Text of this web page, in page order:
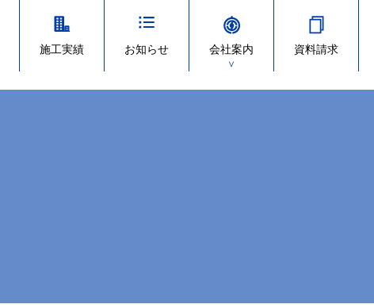
施工実績 お知らせ 会社案内
＞
資料請求